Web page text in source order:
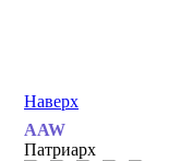
Наверх
AAW
Патриарх